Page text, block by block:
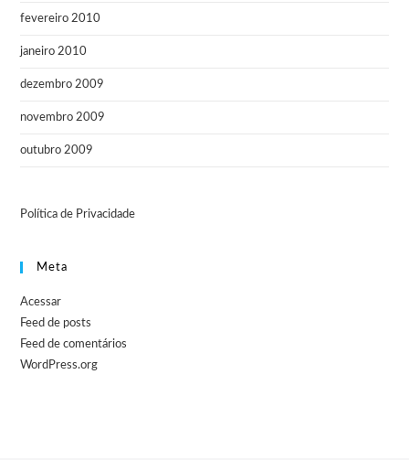
fevereiro 2010
janeiro 2010
dezembro 2009
novembro 2009
outubro 2009
Política de Privacidade
Meta
Acessar
Feed de posts
Feed de comentários
WordPress.org